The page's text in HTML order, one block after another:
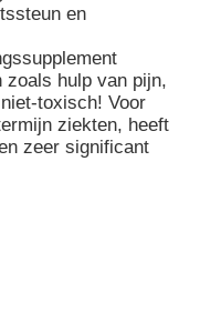
en
zoals hulp van pijn,
toxisch! Voor
ziekten, heeft
zeer significant